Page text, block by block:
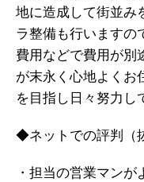
地に造成して街並み
ラ整備も行いますの
費用などで費用が別
が末永く心地よくお
を目指し日々努力し
◆ネットでの評判（
・担当の営業マン